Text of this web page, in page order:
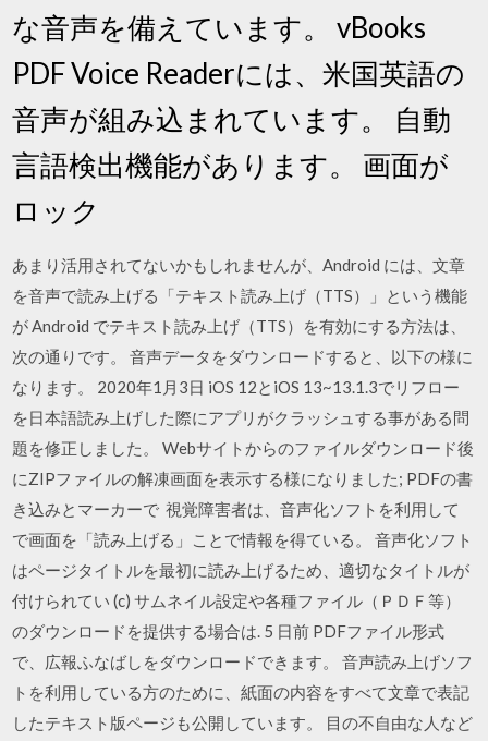
な音声を備えています。 vBooks
PDF Voice Readerには、米国英語の
音声が組み込まれています。 自動
言語検出機能があります。 画面が
ロック
あまり活用されてないかもしれませんが、Android には、文章
を音声で読み上げる「テキスト読み上げ（TTS）」という機能
が Android でテキスト読み上げ（TTS）を有効にする方法は、
次の通りです。 音声データをダウンロードすると、以下の様に
なります。 2020年1月3日 iOS 12とiOS 13~13.1.3でリフロー
を日本語読み上げした際にアプリがクラッシュする事がある問
題を修正しました。 Webサイトからのファイルダウンロード後
にZIPファイルの解凍画面を表示する様になりました; PDFの書
き込みとマーカーで 視覚障害者は、音声化ソフトを利用して
で画面を「読み上げる」ことで情報を得ている。 音声化ソフト
はページタイトルを最初に読み上げるため、適切なタイトルが
付けられてい (c) サムネイル設定や各種ファイル（ＰＤＦ等）
のダウンロードを提供する場合は. 5 日前 PDFファイル形式
で、広報ふなばしをダウンロードできます。 音声読み上げソフ
トを利用している方のために、紙面の内容をすべて文章で表記
したテキスト版ページも公開しています。 目の不自由な人など